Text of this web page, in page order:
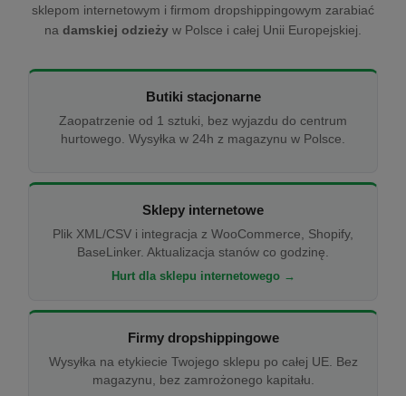
sklepom internetowym i firmom dropshippingowym zarabiać
na damskiej odzieży w Polsce i całej Unii Europejskiej.
Butiki stacjonarne
Zaopatrzenie od 1 sztuki, bez wyjazdu do centrum
hurtowego. Wysyłka w 24h z magazynu w Polsce.
Sklepy internetowe
Plik XML/CSV i integracja z WooCommerce, Shopify,
BaseLinker. Aktualizacja stanów co godzinę.
Hurt dla sklepu internetowego →
Firmy dropshippingowe
Wysyłka na etykiecie Twojego sklepu po całej UE. Bez
magazynu, bez zamrożonego kapitału.